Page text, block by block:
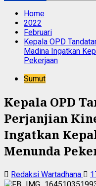
Home
2022
Februari
Kepala OPD
Madina Ingatkan
Pekerjaan
Sumut
Kepala OPD
Perjanjian
Ingatkan
Menunda
Redaksi Wartadhana